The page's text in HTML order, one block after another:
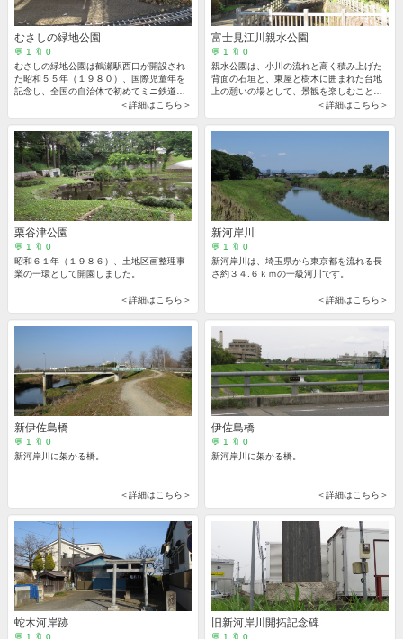
むさしの緑地公園
💬 1 🔖 0
むさしの緑地公園は鶴瀬駅西口が開設され
た昭和５５年（１９８０）、国際児童年を
記念し、全国の自治体で初めてミニ鉄道公
＜詳細はこちら＞
富士見江川親水公園
💬 1 🔖 0
親水公園は、小川の流れと高く積み上げた
背面の石垣と、東屋と樹木に囲まれた台地
上の憩いの場として、景観を楽しむことが
＜詳細はこちら＞
栗谷津公園
💬 1 🔖 0
昭和６１年（１９８６）、土地区画整理事
業の一環として開園しました。
＜詳細はこちら＞
新河岸川
💬 1 🔖 0
新河岸川は、埼玉県から東京都を流れる長
さ約３４.６ｋｍの一級河川です。
＜詳細はこちら＞
新伊佐島橋
💬 1 🔖 0
新河岸川に架かる橋。
＜詳細はこちら＞
伊佐島橋
💬 1 🔖 0
新河岸川に架かる橋。
＜詳細はこちら＞
蛇木河岸跡
💬 1 🔖 0
旧新河岸川開拓記念碑
💬 1 🔖 0